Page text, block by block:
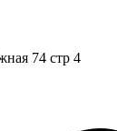
74 стр 4